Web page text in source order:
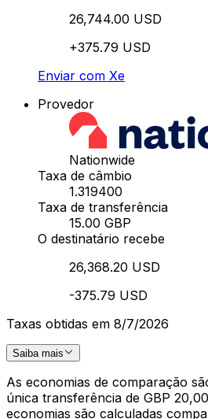
26,744.00 USD
+375.79 USD
Enviar com Xe
Provedor
Nationwide
Taxa de câmbio
1.319400
Taxa de transferência
15.00 GBP
O destinatário recebe
26,368.20 USD
-375.79 USD
Taxas obtidas em 8/7/2026
Saiba mais
As economias de comparação
única transferência de GBP
economias são calculadas